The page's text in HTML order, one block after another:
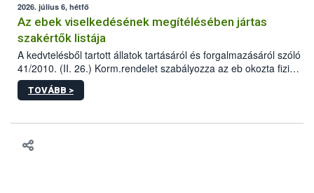
2026. július 6, hétfő
Az ebek viselkedésének megítélésében jártas
szakértők listája
A kedvtelésből tartott állatok tartásáról és forgalmazásáról szóló
41/2010. (II. 26.) Korm.rendelet szabályozza az eb okozta fizikai
sérülés, illetve ennek veszélye keletkezésekor felmerülő
hatósági feladatokat, valamint a veszélyes eb tartását és annak
vonni az ebek viselkedésének megítélésében jártas szakértőt.
TOVÁBB >